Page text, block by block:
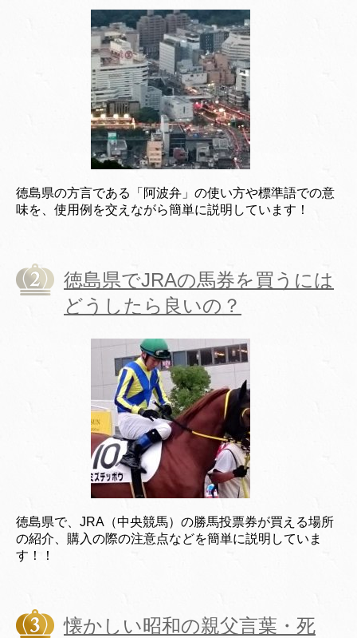
徳島県の方言である「阿波弁」の使い方や標準語での意
味を、使用例を交えながら簡単に説明しています！
徳島県でJRAの馬券を買うには
どうしたら良いの？
徳島県で、JRA（中央競馬）の勝馬投票券が買える場所
の紹介、購入の際の注意点などを簡単に説明していま
す！！
懐かしい昭和の親父言葉・死